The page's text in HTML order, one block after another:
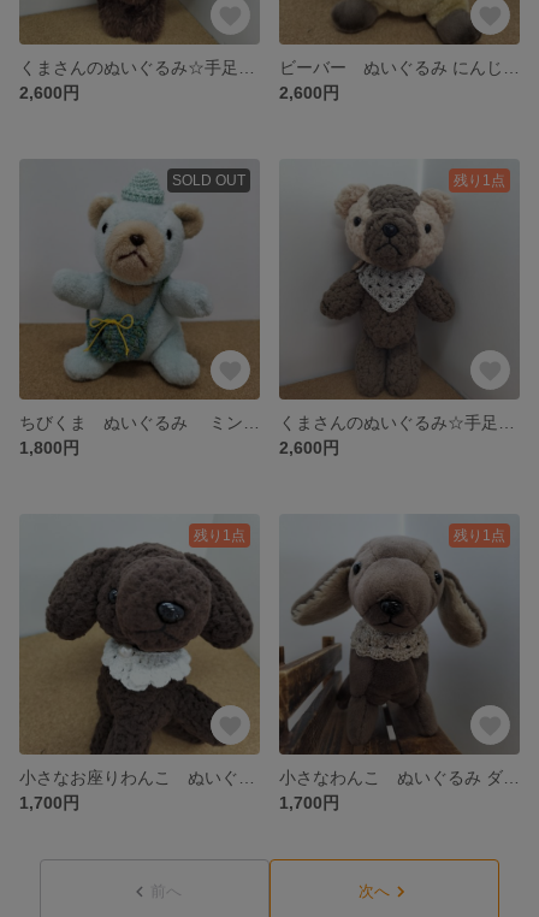
2,600円
2,600円
SOLD OUT
1,800円
残り1点
2,600円
残り1点
1,700円
残り1点
1,700円
前へ 次へ